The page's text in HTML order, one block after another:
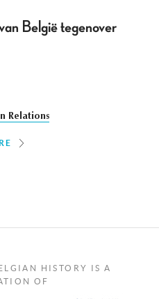
België tegenover
Relations
HISTORY IS A
OF